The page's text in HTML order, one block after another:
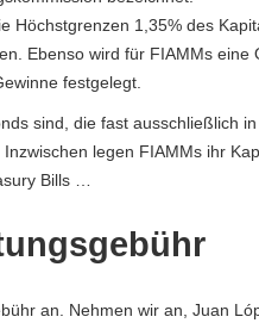
Höchstgrenzen 1,35% des
Ebenso wird für FIAMMs eine
festgelegt.
sind, die fast ausschließlich
legen FIAMMs ihr
Bills …
an. Nehmen wir an, Juan